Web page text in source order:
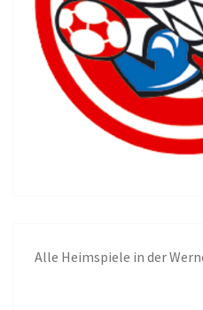
Alle Heimspiele in der